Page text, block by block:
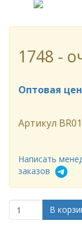
1748 -
Оптовая
Артикул
Написать
заказов
В